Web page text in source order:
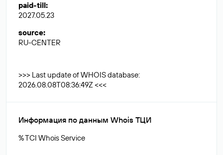
paid-till:
2027.05.23
source:
RU-CENTER
>>> Last update of WHOIS database:
2026.08.08T08:36:49Z <<<
Информация по данным Whois ТЦИ
% TCI Whois Service